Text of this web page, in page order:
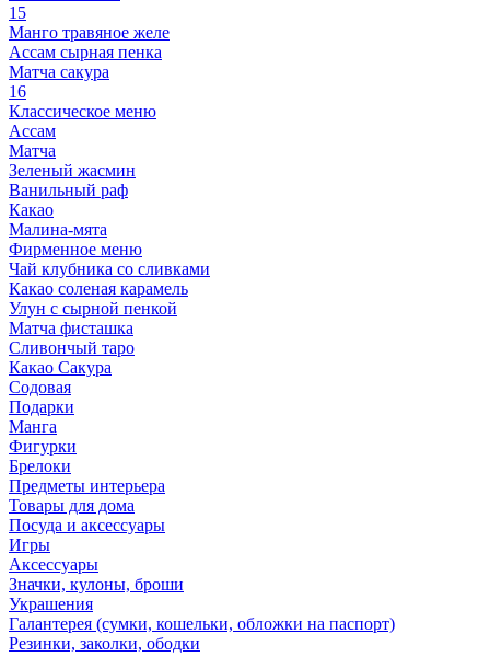
15
Манго травяное желе
Ассам сырная пенка
Матча сакура
16
Классическое меню
Ассам
Матча
Зеленый жасмин
Ванильный раф
Какао
Малина-мята
Фирменное меню
Чай клубника со сливками
Какао соленая карамель
Улун с сырной пенкой
Матча фисташка
Сливончый таро
Какао Сакура
Содовая
Подарки
Манга
Фигурки
Брелоки
Предметы интерьера
Товары для дома
Посуда и аксессуары
Игры
Аксессуары
Значки, кулоны, броши
Украшения
Галантерея (сумки, кошельки, обложки на паспорт)
Резинки, заколки, ободки